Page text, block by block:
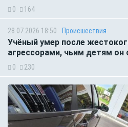
0 164
28.07.2026 18:50 Происшествия
Учёный умер после
агрессорами, чьим детям он
0 230